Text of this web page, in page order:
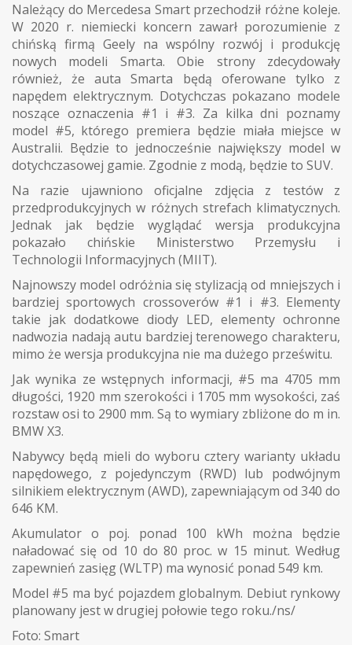
Należący do Mercedesa Smart przechodził różne koleje.
W 2020 r. niemiecki koncern zawarł porozumienie z
chińską firmą Geely na wspólny rozwój i produkcję
nowych modeli Smarta. Obie strony zdecydowały
również, że auta Smarta będą oferowane tylko z
napędem elektrycznym. Dotychczas pokazano modele
noszące oznaczenia #1 i #3. Za kilka dni poznamy
model #5, którego premiera będzie miała miejsce w
Australii. Będzie to jednocześnie największy model w
dotychczasowej gamie. Zgodnie z modą, będzie to SUV.
Na razie ujawniono oficjalne zdjęcia z testów z
przedprodukcyjnych w różnych strefach klimatycznych.
Jednak jak będzie wyglądać wersja produkcyjna
pokazało chińskie Ministerstwo Przemysłu i
Technologii Informacyjnych (MIIT).
Najnowszy model odróżnia się stylizacją od mniejszych i
bardziej sportowych crossoverów #1 i #3. Elementy
takie jak dodatkowe diody LED, elementy ochronne
nadwozia nadają autu bardziej terenowego charakteru,
mimo że wersja produkcyjna nie ma dużego prześwitu.
Jak wynika ze wstępnych informacji, #5 ma 4705 mm
długości, 1920 mm szerokości i 1705 mm wysokości, zaś
rozstaw osi to 2900 mm. Są to wymiary zbliżone do m in.
BMW X3.
Nabywcy będą mieli do wyboru cztery warianty układu
napędowego, z pojedynczym (RWD) lub podwójnym
silnikiem elektrycznym (AWD), zapewniającym od 340 do
646 KM.
Akumulator o poj. ponad 100 kWh można będzie
naładować się od 10 do 80 proc. w 15 minut. Według
zapewnień zasięg (WLTP) ma wynosić ponad 549 km.
Model #5 ma być pojazdem globalnym. Debiut rynkowy
planowany jest w drugiej połowie tego roku./ns/
Foto: Smart